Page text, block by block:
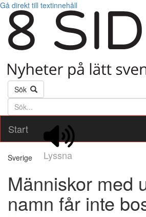
Gå direkt till textinnehåll
Sök
Söktext
Start
Lyssna
Sverige
Människor med
namn får inte